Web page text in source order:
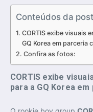
Conteúdos da
CORTIS exibe visuais
GQ Korea em parceria
Confira as fotos:
CORTIS exibe
para a GQ Korea